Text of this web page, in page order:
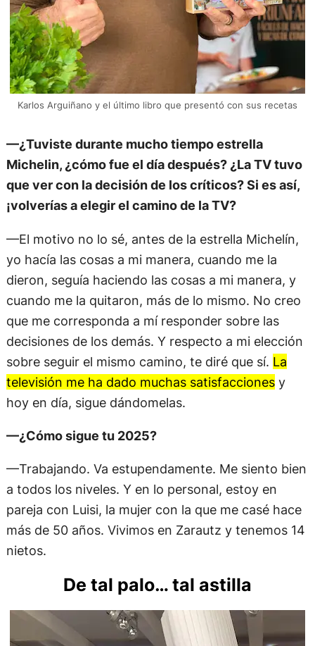
Karlos Arguiñano y el último libro que presentó con sus recetas
—¿Tuviste durante mucho tiempo estrella
Michelin, ¿cómo fue el día después? ¿La TV tuvo
que ver con la decisión de los críticos? Si es así,
¡volverías a elegir el camino de la TV?
—El motivo no lo sé, antes de la estrella Michelín,
yo hacía las cosas a mi manera, cuando me la
dieron, seguía haciendo las cosas a mi manera, y
cuando me la quitaron, más de lo mismo. No creo
que me corresponda a mí responder sobre las
decisiones de los demás. Y respecto a mi elección
sobre seguir el mismo camino, te diré que sí. La
televisión me ha dado muchas satisfaccionesy
hoy en día, sigue dándomelas.
—¿Cómo sigue tu 2025?
—Trabajando. Va estupendamente. Me siento bien
a todos los niveles. Y en lo personal, estoy en
pareja con Luisi, la mujer con la que me casé hace
más de 50 años. Vivimos en Zarautz y tenemos 14
nietos.
De tal palo… tal astilla